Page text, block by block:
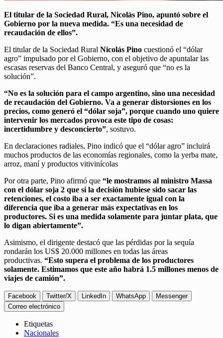
El titular de la Sociedad Rural, Nicolás Pino, apuntó sobre el
Gobierno por la nueva medida. “Es una necesidad de
recaudación de ellos”.
El titular de la Sociedad Rural Nicolás Pino cuestionó el “dólar
agro” impulsado por el Gobierno, con el objetivo de apuntalar las
escasas reservas del Banco Central, y aseguró que “no es la
solución”.
“No es la solución para el campo argentino, sino una necesidad
de recaudación del Gobierno. Va a generar distorsiones en los
precios, como generó el “dólar soja”, porque cuando uno quiere
intervenir los mercados provoca este tipo de cosas:
incertidumbre y desconcierto”, sostuvo.
En declaraciones radiales, Pino indicó que el “dólar agro” incluirá
muchos productos de las economías regionales, como la yerba mate,
arroz, maní y productos vitivinícolas
Por otra parte, Pino afirmó que “le mostramos al ministro Massa
con el dólar soja 2 que si la decisión hubiese sido sacar las
retenciones, el costo iba a ser exactamente igual con la
diferencia que iba a generar más expectativas en los
productores. Si es una medida solamente para juntar plata, que
lo digan abiertamente”.
Asimismo, el dirigente destacó que las pérdidas por la sequía
rondarán los US$ 20.000 millones en todas las áreas
productivas. “Esto supera el problema de los productores
solamente. Estimamos que este año habrá 1.5 millones menos de
viajes de camión”.
Facebook Twitter/X LinkedIn WhatsApp
Messenger
Correo electrónico
Etiquetas
Nacionales